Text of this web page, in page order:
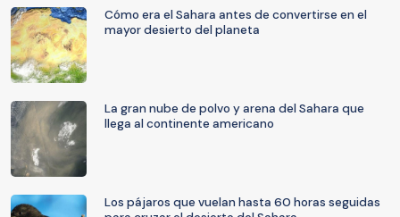
Cómo era el Sahara antes de convertirse en el
mayor desierto del planeta
La gran nube de polvo y arena del Sahara que
llega al continente americano
Los pájaros que vuelan hasta 60 horas seguidas